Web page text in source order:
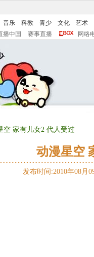
音乐 科教 青少 文化
艺术
播中国 赛事直播 网络
空 家有儿女2 代人受过
动漫星空
发布时间:2010年08月